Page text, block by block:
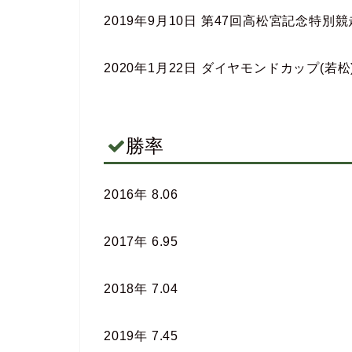
2019年9月10日 第47回高松宮記念特別競
2020年1月22日 ダイヤモンドカップ(若松
勝率
2016年 8.06
2017年 6.95
2018年 7.04
2019年 7.45